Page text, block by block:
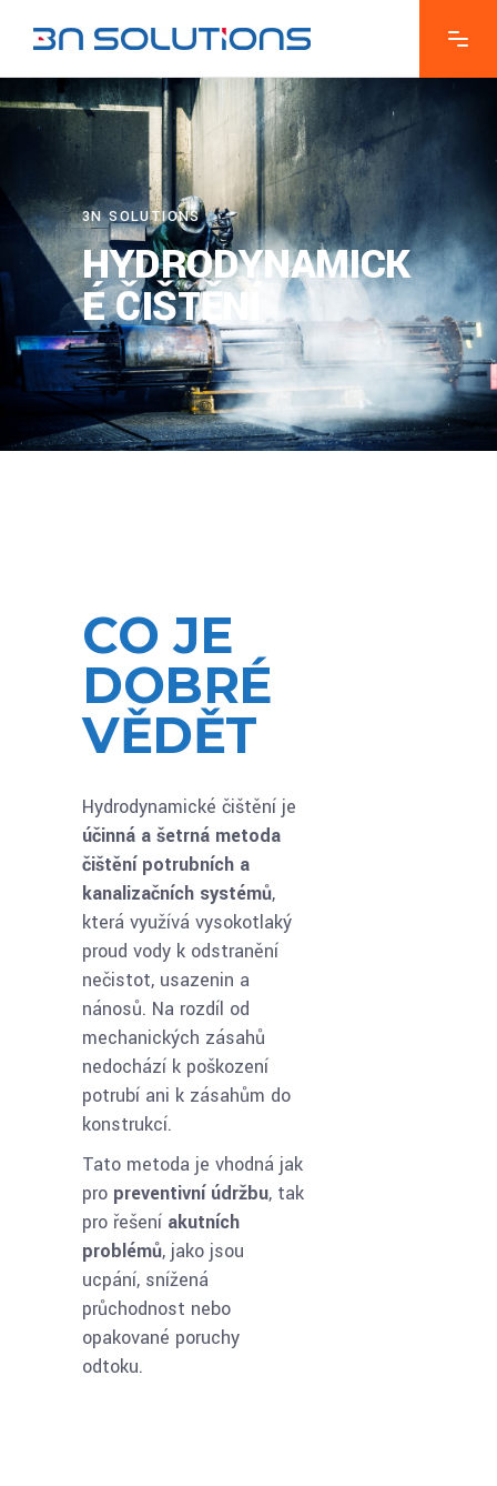
3N SOLUTIONS
HYDRODYNAMICK
É ČIŠTĚNÍ
CO JE
DOBRÉ
VĚDĚT
Hydrodynamické čištění je
účinná a šetrná metoda
čištění potrubních a
kanalizačních systémů,
která využívá vysokotlaký
proud vody k odstranění
nečistot, usazenin a
nánosů. Na rozdíl od
mechanických zásahů
nedochází k poškození
potrubí ani k zásahům do
konstrukcí.
Tato metoda je vhodná jak
pro preventivní údržbu, tak
pro řešení akutních
problémů, jako jsou
ucpání, snížená
průchodnost nebo
opakované poruchy
odtoku.